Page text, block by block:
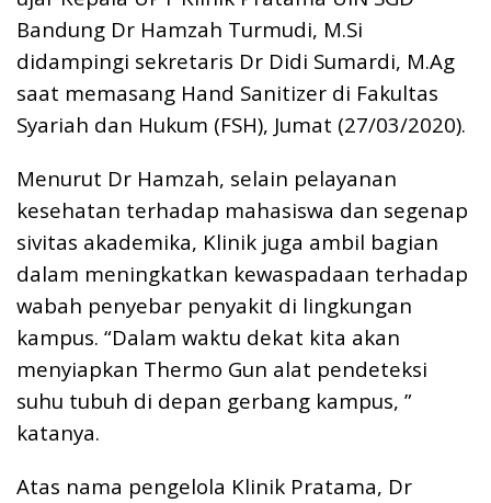
Bandung Dr Hamzah Turmudi, M.Si
didampingi sekretaris Dr Didi Sumardi, M.Ag
saat memasang Hand Sanitizer di Fakultas
Syariah dan Hukum (FSH), Jumat (27/03/2020).
Menurut Dr Hamzah, selain pelayanan
kesehatan terhadap mahasiswa dan segenap
sivitas akademika, Klinik juga ambil bagian
dalam meningkatkan kewaspadaan terhadap
wabah penyebar penyakit di lingkungan
kampus. “Dalam waktu dekat kita akan
menyiapkan Thermo Gun alat pendeteksi
suhu tubuh di depan gerbang kampus, ”
katanya.
Atas nama pengelola Klinik Pratama, Dr